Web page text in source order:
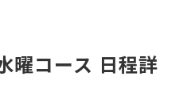
曜コース 日程詳